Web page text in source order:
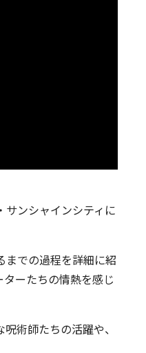
ンシャインシティに
までの過程を詳細に紹
ーたちの情熱を感じ
術師たちの活躍や、